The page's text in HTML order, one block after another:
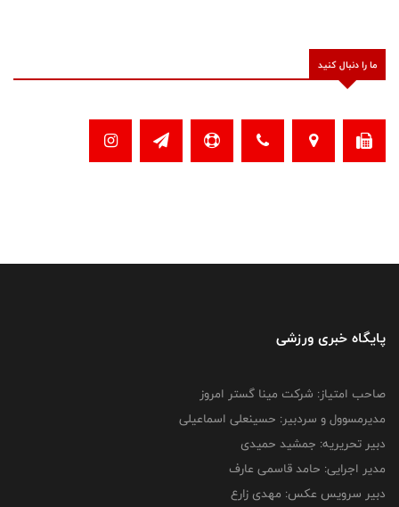
ما را دنبال کنید
پایگاه خبری ورزشی
صاحب امتیاز: شرکت مینا گستر امروز
مدیرمسوول و سردبیر: حسینعلی اسماعیلی
دبیر تحریریه: جمشید حمیدی
مدیر اجرایی: حامد قاسمی عارف
دبیر سرویس عکس: مهدی زارع